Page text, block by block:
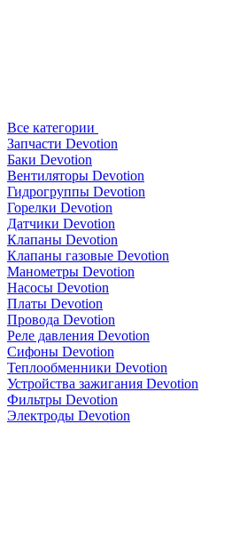
Все категории
Запчасти Devotion
Баки Devotion
Вентиляторы Devotion
Гидрогруппы Devotion
Горелки Devotion
Датчики Devotion
Клапаны Devotion
Клапаны газовые Devotion
Манометры Devotion
Насосы Devotion
Платы Devotion
Провода Devotion
Реле давления Devotion
Сифоны Devotion
Теплообменники Devotion
Устройства зажигания Devotion
Фильтры Devotion
Электроды Devotion